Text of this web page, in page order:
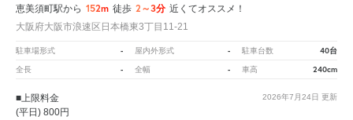
恵美須町駅から 152m 徒歩 2～3分 近くてオススメ！
大阪府大阪市浪速区日本橋東3丁目11-21
駐車場形式 - 屋内外形式 - 駐車台数 40台
全長 - 全幅 - 車高 240cm
2026年7月24日 更新
■上限料金
(平日) 800円